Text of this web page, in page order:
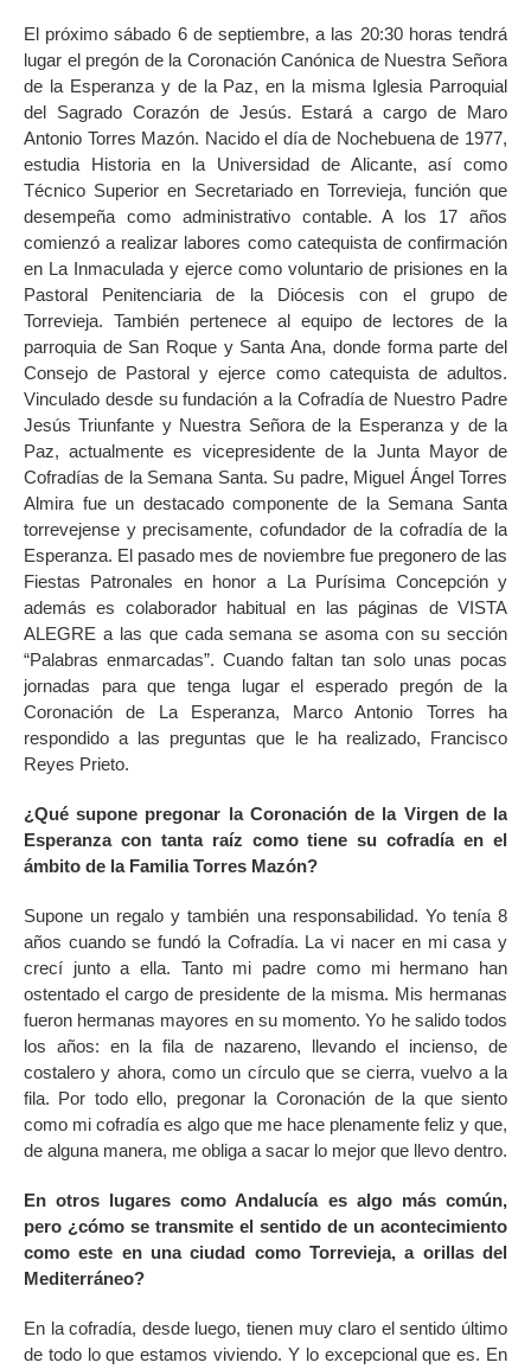
El próximo sábado 6 de septiembre, a las 20:30 horas tendrá
lugar el pregón de la Coronación Canónica de Nuestra Señora
de la Esperanza y de la Paz, en la misma Iglesia Parroquial
del Sagrado Corazón de Jesús. Estará a cargo de Maro
Antonio Torres Mazón. Nacido el día de Nochebuena de 1977,
estudia Historia en la Universidad de Alicante, así como
Técnico Superior en Secretariado en Torrevieja, función que
desempeña como administrativo contable. A los 17 años
comienzó a realizar labores como catequista de confirmación
en La Inmaculada y ejerce como voluntario de prisiones en la
Pastoral Penitenciaria de la Diócesis con el grupo de
Torrevieja. También pertenece al equipo de lectores de la
parroquia de San Roque y Santa Ana, donde forma parte del
Consejo de Pastoral y ejerce como catequista de adultos.
Vinculado desde su fundación a la Cofradía de Nuestro Padre
Jesús Triunfante y Nuestra Señora de la Esperanza y de la
Paz, actualmente es vicepresidente de la Junta Mayor de
Cofradías de la Semana Santa. Su padre, Miguel Ángel Torres
Almira fue un destacado componente de la Semana Santa
torrevejense y precisamente, cofundador de la cofradía de la
Esperanza. El pasado mes de noviembre fue pregonero de las
Fiestas Patronales en honor a La Purísima Concepción y
además es colaborador habitual en las páginas de VISTA
ALEGRE a las que cada semana se asoma con su sección
“Palabras enmarcadas”. Cuando faltan tan solo unas pocas
jornadas para que tenga lugar el esperado pregón de la
Coronación de La Esperanza, Marco Antonio Torres ha
respondido a las preguntas que le ha realizado, Francisco
Reyes Prieto.
¿Qué supone pregonar la Coronación de la Virgen de la
Esperanza con tanta raíz como tiene su cofradía en el
ámbito de la Familia Torres Mazón?
Supone un regalo y también una responsabilidad. Yo tenía 8
años cuando se fundó la Cofradía. La vi nacer en mi casa y
crecí junto a ella. Tanto mi padre como mi hermano han
ostentado el cargo de presidente de la misma. Mis hermanas
fueron hermanas mayores en su momento. Yo he salido todos
los años: en la fila de nazareno, llevando el incienso, de
costalero y ahora, como un círculo que se cierra, vuelvo a la
fila. Por todo ello, pregonar la Coronación de la que siento
como mi cofradía es algo que me hace plenamente feliz y que,
de alguna manera, me obliga a sacar lo mejor que llevo dentro.
En otros lugares como Andalucía es algo más común,
pero ¿cómo se transmite el sentido de un acontecimiento
como este en una ciudad como Torrevieja, a orillas del
Mediterráneo?
En la cofradía, desde luego, tienen muy claro el sentido último
de todo lo que estamos viviendo. Y lo excepcional que es. En